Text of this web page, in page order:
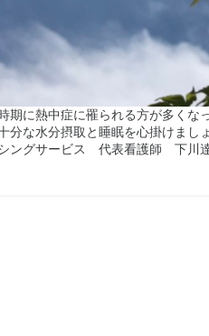
期に熱中症に罹られる方が多くな
分な水分摂取と睡眠を心掛けましょ
シングサービス 代表看護師 下川